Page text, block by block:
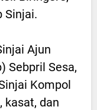
Sinjai.
Ajun
Sebpril Sesa,
Kompol
kasat, dan